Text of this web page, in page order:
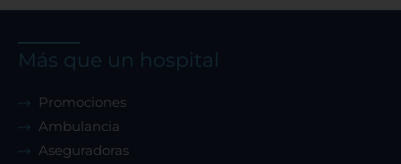
Más que un hospital
Promociones
Ambulancia
Aseguradoras